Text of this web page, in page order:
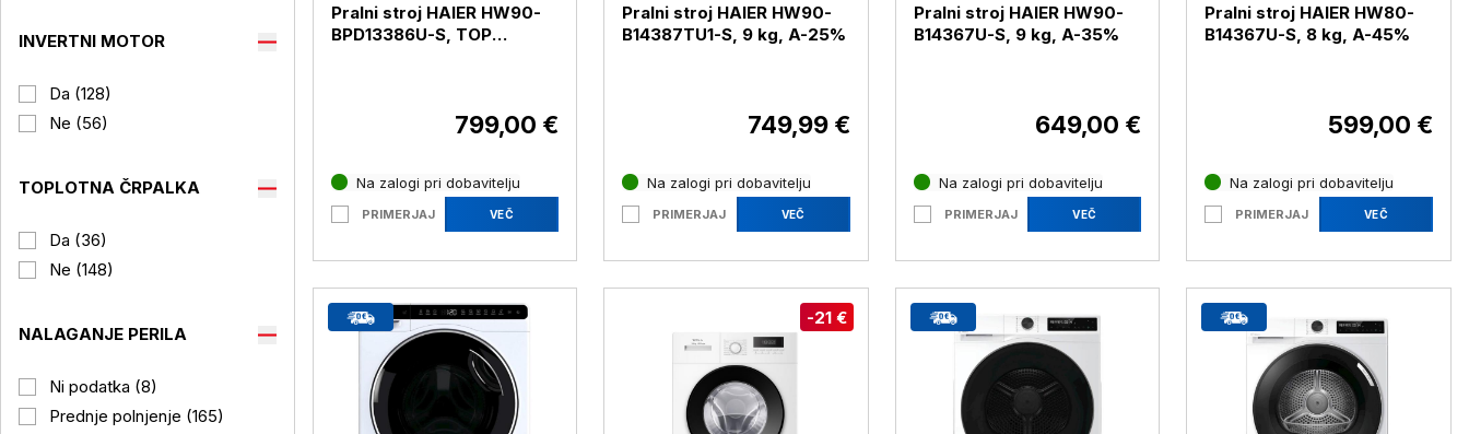
INVERTNI MOTOR
Da (128)
Ne (56)
TOPLOTNA ČRPALKA
Da (36)
Ne (148)
NALAGANJE PERILA
Ni podatka (8)
Prednje polnjenje (165)
Pralni stroj HAIER HW90-
BPD13386U-S, TOP
799,00 €
Na zalogi pri dobavitelju
PRIMERJAJ VEČ
Pralni stroj HAIER HW90-
B14387TU1-S, 9 kg, A-25%
749,99 €
Na zalogi pri dobavitelju
PRIMERJAJ VEČ
Pralni stroj HAIER HW90-
B14367U-S, 9 kg, A-35%
649,00 €
Na zalogi pri dobavitelju
PRIMERJAJ VEČ
Pralni stroj HAIER HW80-
B14367U-S, 8 kg, A-45%
599,00 €
Na zalogi pri dobavitelju
PRIMERJAJ VEČ
-21 €